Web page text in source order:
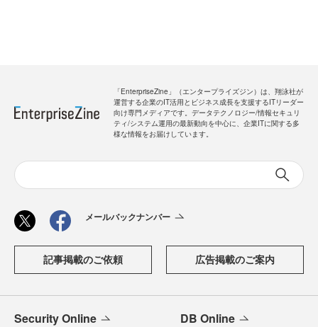
「EnterpriseZine」（エンタープライズジン）は、翔泳社が
運営する企業のIT活用とビジネス成長を支援するITリーダー
向け専門メディアです。データテクノロジー/情報セキュリ
ティ/システム運用の最新動向を中心に、企業ITに関する多
様な情報をお届けしています。
メールバックナンバー
記事掲載のご依頼 広告掲載のご案内
Security Online DB Online